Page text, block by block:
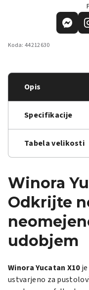
Koda: 44212630
Opis
Specifikacije
Tabela velikosti
Winora
Odkrijte
udobjem
Winora Yucatan X10je
ustvarjeno za